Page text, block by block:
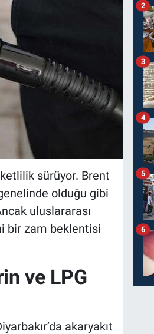
sürüyor. Brent
olduğu gibi
uluslararası
bir zam beklentisi
ve LPG
akaryakıt
2
3
4
5
6